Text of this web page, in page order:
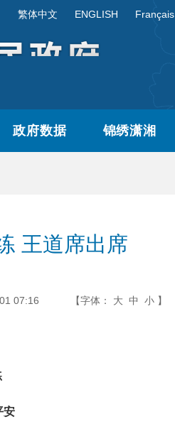
繁体中文 ENGLISH Français
政府数据 锦绣潇湘
王道席出席
07:16 【字体： 大 中 小 】
安